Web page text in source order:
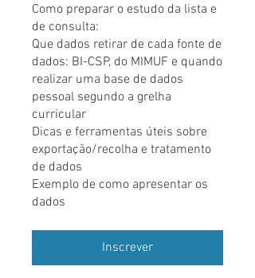
Como preparar o estudo da lista e
de consulta:
Que dados retirar de cada fonte de
dados: BI-CSP, do MIMUF e quando
realizar uma base de dados
pessoal segundo a grelha
curricular
Dicas e ferramentas úteis sobre
exportação/recolha e tratamento
de dados
Exemplo de como apresentar os
dados
Inscrever